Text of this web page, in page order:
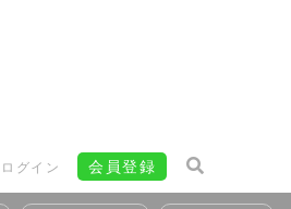
ログイン 会員登録